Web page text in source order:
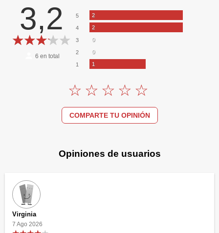
3,2
6 en total
5 2
4 2
3 0
2 0
1 1
COMPARTE TU OPINIÓN
Opiniones de usuarios
Virginia
7 Ago 2026